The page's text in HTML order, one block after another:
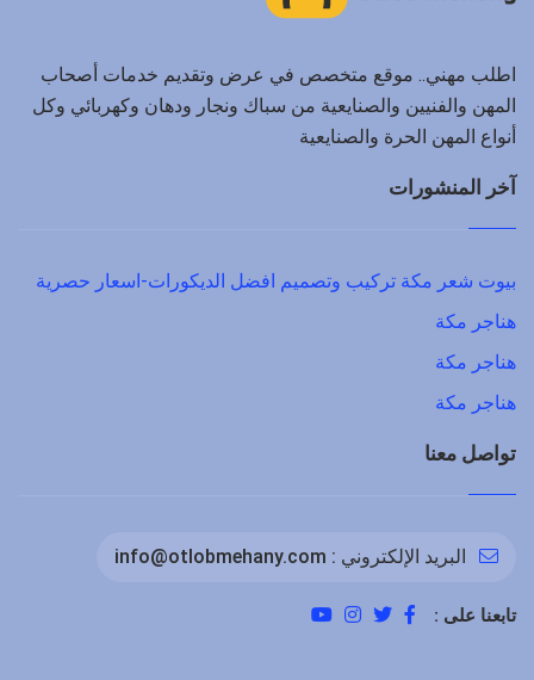
اطلب مهني.. موقع متخصص في عرض وتقديم خدمات أصحاب
المهن والفنيين والصنايعية من سباك ونجار ودهان وكهربائي وكل
أنواع المهن الحرة والصنايعية
آخر المنشورات
بيوت شعر مكة تركيب وتصميم افضل الديكورات-اسعار حصرية
هناجر مكة
هناجر مكة
هناجر مكة
تواصل معنا
البريد الإلكتروني : info@otlobmehany.com
تابعنا على :